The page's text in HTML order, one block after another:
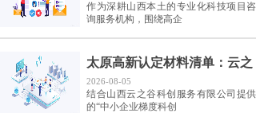
作为深耕山西本土的专业化科技项目咨
询服务机构，围绕高企
太原高新认定材料清单：云之
2026-08-05
结合山西云之谷科创服务有限公司提供
的“中小企业梯度科创